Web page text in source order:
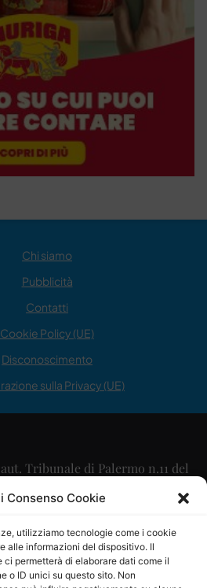
Consenso Cookie
utilizziamo tecnologie come i cookie
alle informazioni del dispositivo. Il
permetterà di elaborare dati come il
o ID unici su questo sito. Non
Chi siamo
Pubblicità
Contatti
Cookie Policy (UE)
Disconoscimento
sulla Privacy (UE)
Tribunale di Palermo n.11 del
29/09/2015
Maurizio Scaglione